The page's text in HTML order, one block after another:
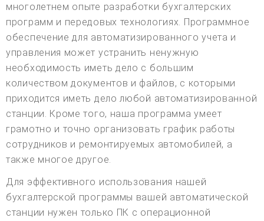
многолетнем опыте разработки бухгалтерских
программ и передовых технологиях. Программное
обеспечение для автоматизированного учета и
управления может устранить ненужную
необходимость иметь дело с большим
количеством документов и файлов, с которыми
приходится иметь дело любой автоматизированной
станции. Кроме того, наша программа умеет
грамотно и точно организовать график работы
сотрудников и ремонтируемых автомобилей, а
также многое другое.
Для эффективного использования нашей
бухгалтерской программы вашей автоматической
станции нужен только ПК с операционной